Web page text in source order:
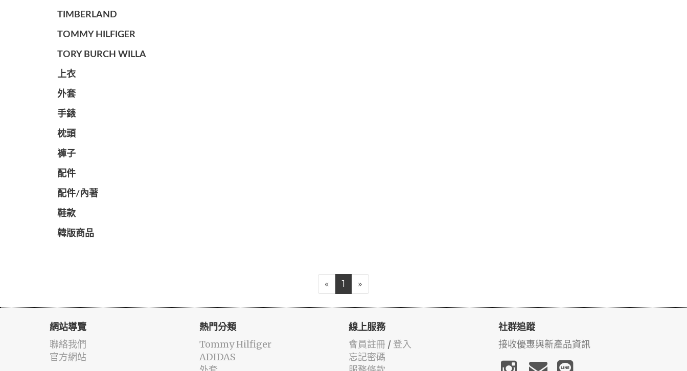
TIMBERLAND
TOMMY HILFIGER
TORY BURCH WILLA
上衣
外套
手錶
枕頭
褲子
配件
配件/內著
鞋款
韓版商品
« 1 »
網站導覽
聯絡我們
官方網站
熱門分類
Tommy Hilfiger
ADIDAS
線上服務
會員註冊 / 登入
忘記密碼
社群追蹤
接收優惠與新產品資訊